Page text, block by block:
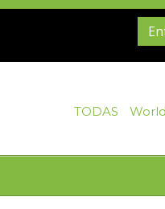
TODAS World